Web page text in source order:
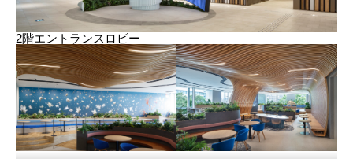
2階エントランスロビー